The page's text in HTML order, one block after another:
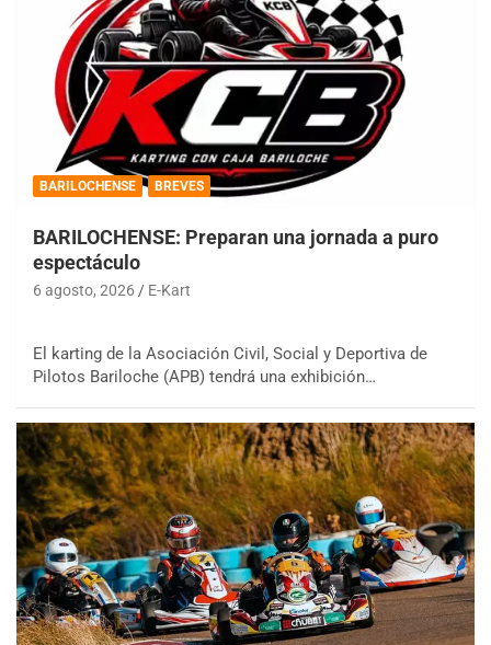
BARILOCHENSE BREVES
BARILOCHENSE: Preparan una jornada a puro
espectáculo
6 agosto, 2026 E-Kart
El karting de la Asociación Civil, Social y Deportiva de
Pilotos Bariloche (APB) tendrá una exhibición…